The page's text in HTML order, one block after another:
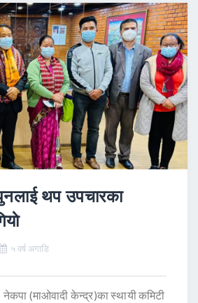
थप उपचारका
५ वर्ष अगाडि
(माओवादी केन्द्र)का स्थायी कमिटी